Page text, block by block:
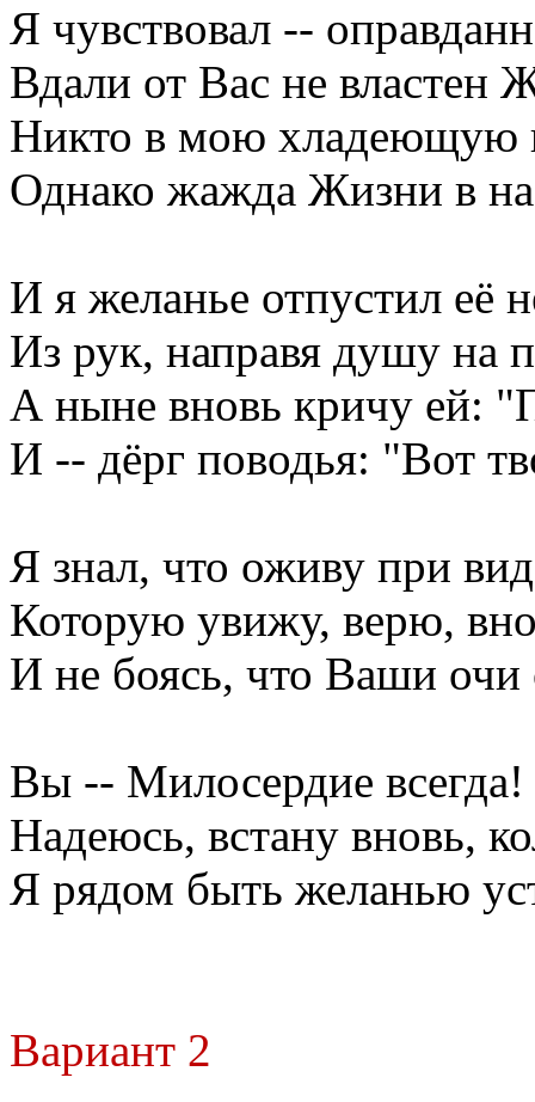
Я чувствовал --
Вдали от Вас не властен
Никто в мою хладеющую
Однако жажда Жизни в
И я желанье отпустил её
Из рук, направя душу на
А ныне вновь кричу ей:
И -- дёрг поводья: "Вот
Я знал, что оживу при
Которую увижу, верю,
И не боясь, что Ваши очи
Вы -- Милосердие всегда!
Надеюсь, встану вновь,
Я рядом быть желанью
Вариант 2